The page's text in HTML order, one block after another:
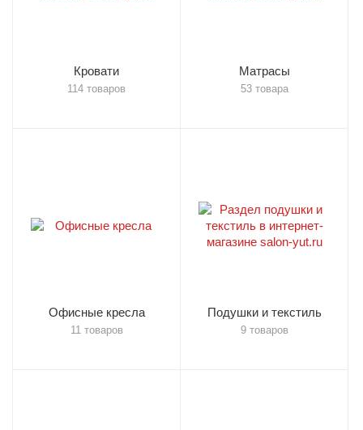
Кровати
114 товаров
Матрасы
53 товара
Офисные кресла
11 товаров
Подушки и текстиль
9 товаров